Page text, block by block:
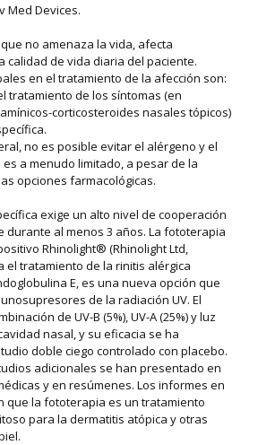
Med Devices.
no amenaza la vida, afecta
calidad de vida diaria del paciente.
en el tratamiento de la afección son:
tratamiento de los síntomas (en
corticosteroides nasales tópicos)
no es posible evitar el alérgeno y el
a menudo limitado, a pesar de la
opciones farmacológicas.
exige un alto nivel de cooperación
durante al menos 3 años. La fototerapia
Rhinolight® (Rhinolight Ltd,
el tratamiento de la rinitis alérgica
E, es una nueva opción que
de la radiación UV. El
de UV-B (5%), UV-A (25%) y luz
nasal, y su eficacia se ha
doble ciego controlado con placebo.
adicionales se han presentado en
y en resúmenes. Los informes en
que la fototerapia es un tratamiento
para la dermatitis atópica y otras